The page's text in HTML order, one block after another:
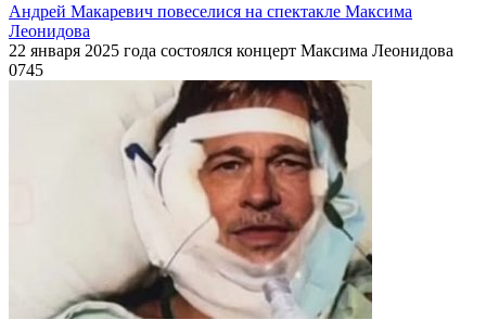
Андрей Макаревич повеселися на спектакле Максима
Леонидова
22 января 2025 года состоялся концерт Максима Леонидова
0745